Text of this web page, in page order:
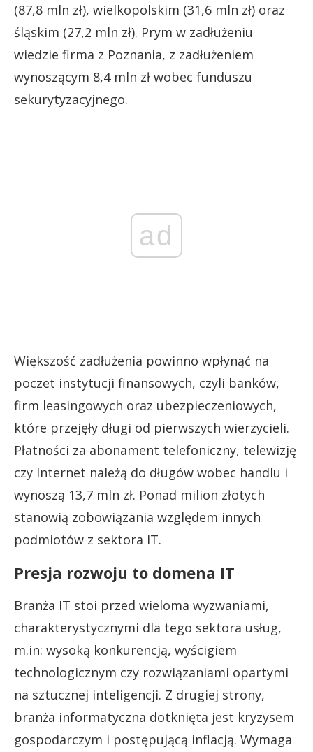
(87,8 mln zł), wielkopolskim (31,6 mln zł) oraz
śląskim (27,2 mln zł). Prym w zadłużeniu
wiedzie firma z Poznania, z zadłużeniem
wynoszącym 8,4 mln zł wobec funduszu
sekurytyzacyjnego.
ad
Większość zadłużenia powinno wpłynąć na
poczet instytucji finansowych, czyli banków,
firm leasingowych oraz ubezpieczeniowych,
które przejęły długi od pierwszych wierzycieli.
Płatności za abonament telefoniczny, telewizję
czy Internet należą do długów wobec handlu i
wynoszą 13,7 mln zł. Ponad milion złotych
stanowią zobowiązania względem innych
podmiotów z sektora IT.
Presja rozwoju to domena IT
Branża IT stoi przed wieloma wyzwaniami,
charakterystycznymi dla tego sektora usług,
m.in: wysoką konkurencją, wyścigiem
technologicznym czy rozwiązaniami opartymi
na sztucznej inteligencji. Z drugiej strony,
branża informatyczna dotknięta jest kryzysem
gospodarczym i postępującą inflacją. Wymaga